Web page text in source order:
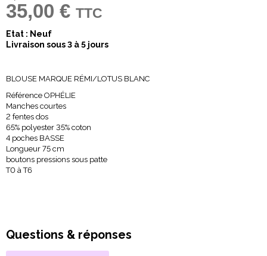
35,00 € TTC
Etat : Neuf
Livraison sous 3 à 5 jours
BLOUSE MARQUE RÉMI/LOTUS BLANC
Référence OPHÉLIE
Manches courtes
2 fentes dos
65% polyester 35% coton
4 poches BASSE
Longueur 75 cm
boutons pressions sous patte
T0 à T6
Questions & réponses